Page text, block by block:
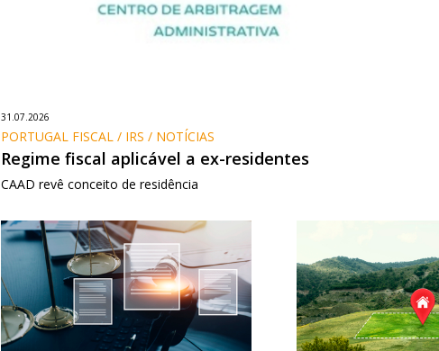
31.07.2026
PORTUGAL FISCAL / IRS / NOTÍCIAS
Regime fiscal aplicável a ex-residentes
CAAD revê conceito de residência